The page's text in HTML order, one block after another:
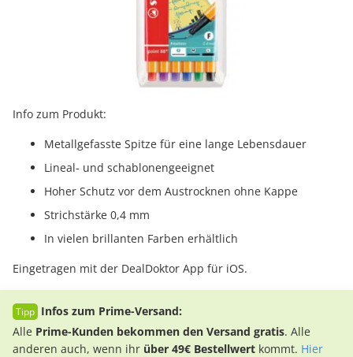
Info zum Produkt:
Metallgefasste Spitze für eine lange Lebensdauer
Lineal- und schablonengeeignet
Hoher Schutz vor dem Austrocknen ohne Kappe
Strichstärke 0,4 mm
In vielen brillanten Farben erhältlich
Eingetragen mit der DealDoktor App für iOS.
Infos zum Prime-Versand:
Alle Prime-Kunden bekommen den Versand gratis. Alle
anderen auch, wenn ihr über 49€ Bestellwert kommt. Hier